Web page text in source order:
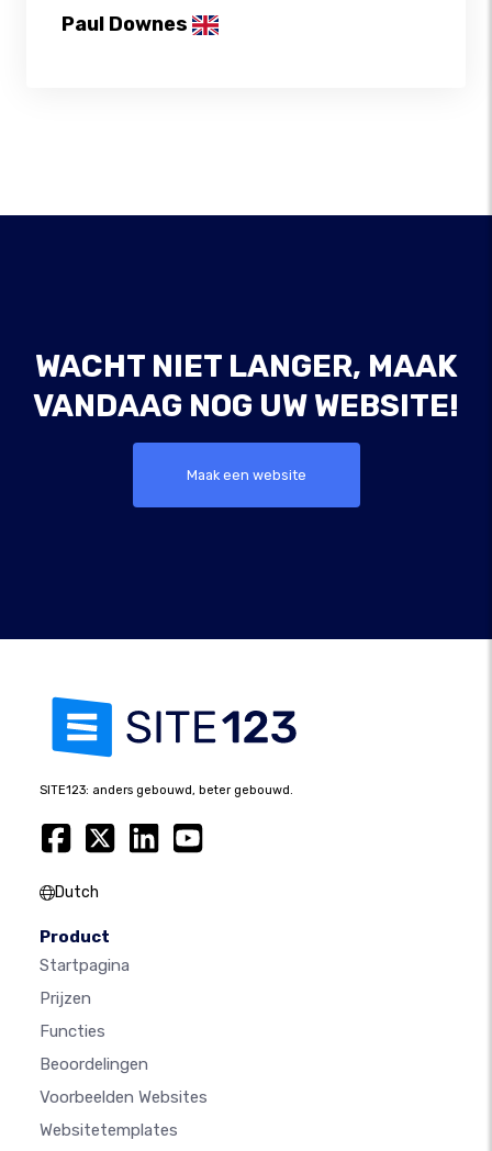
Paul Downes
WACHT NIET LANGER, MAAK
VANDAAG NOG UW WEBSITE!
Maak een website
SITE123: anders gebouwd, beter gebouwd.
Dutch
Product
Startpagina
Prijzen
Functies
Beoordelingen
Voorbeelden Websites
Websitetemplates